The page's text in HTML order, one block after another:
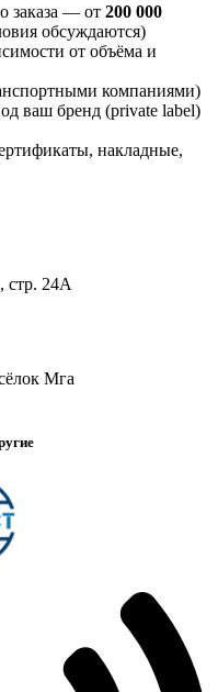
заказа — от 200 000
обсуждаются)
от объёма и
компаниями)
ваш бренд (private label)
накладные,
стр. 24А
Мга